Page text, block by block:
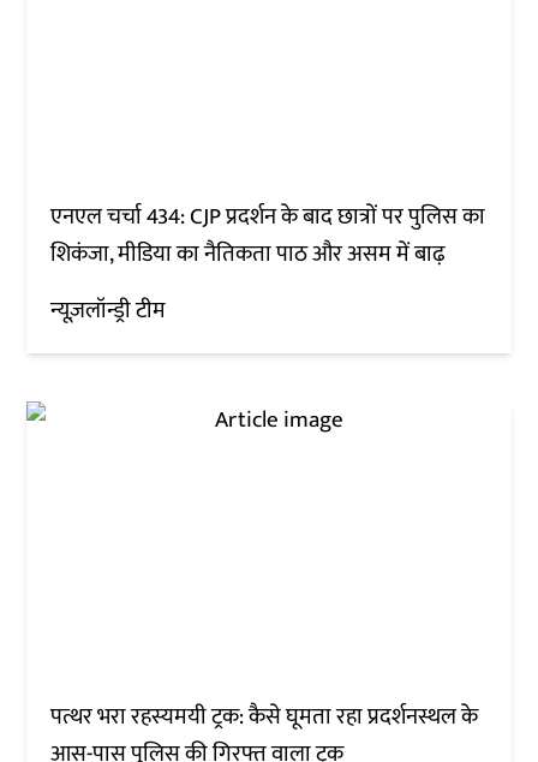
एनएल चर्चा 434: CJP प्रदर्शन के बाद छात्रों पर पुलिस का
शिकंजा, मीडिया का नैतिकता पाठ और असम में बाढ़
न्यूज़लॉन्ड्री टीम
पत्थर भरा रहस्यमयी ट्रक: कैसे घूमता रहा प्रदर्शनस्थल के
आस-पास पुलिस की गिरफ्त वाला ट्रक